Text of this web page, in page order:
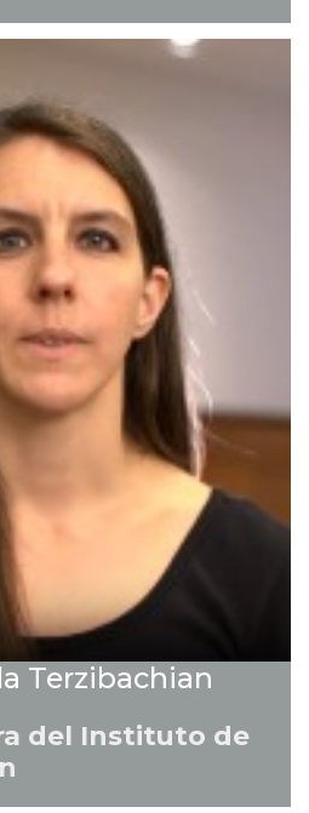
Terzibachian
del Instituto de